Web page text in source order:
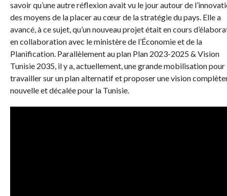
savoir qu’une autre réflexion avait vu le jour autour de
des moyens de la placer au cœur de la stratégie du pays. Elle a
avancé, à ce sujet, qu’un nouveau projet était en cours
en collaboration avec le ministère de l’Économie et de la
Planification. Parallèlement au plan Plan 2023-2025 & Vision
Tunisie 2035, il y a, actuellement, une grande mobilisation pour
travailler sur un plan alternatif et proposer une vision
nouvelle et décalée pour la Tunisie.